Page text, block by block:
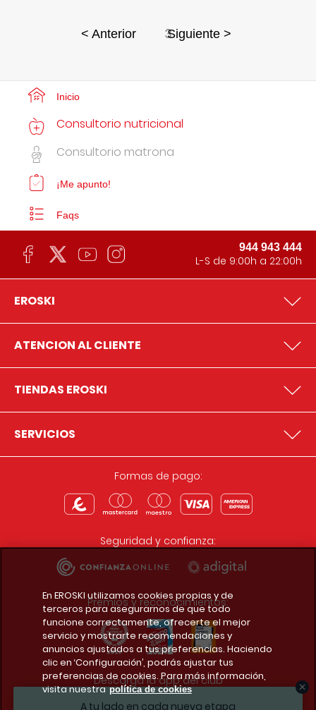
< Anterior 3Siguiente >
A tu lado en cada nueva etapa
Inicio
Consultorio nutricional
Consultorio matrona
¡Me apunto!
Faqs
944 943 444
L-S de 9:00h a 22:00h
EROSKI
ATENCION AL CLIENTE
TIENDAS EROSKI
SERVICIOS
Formas de pago:
Seguridad y confianza:
Premios y reconocimientos:
Descarga la app del club
En EROSKI utilizamos cookies propias y de
terceros para asegurarnos de que todo
funcione correctamente, ofrecerte el mejor
servicio y mostrarte recomendaciones y
anuncios ajustados a tus preferencias. Haciendo
clic en ‘Configuración’, podrás ajustar tus
preferencias de cookies. Para más información,
visita nuestra política de cookies